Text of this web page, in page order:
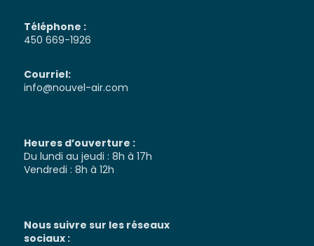
Téléphone :
450 669-1926
Courriel:
info@nouvel-air.com
Heures d’ouverture :
Du lundi au jeudi : 8h à 17h
Vendredi : 8h à 12h
Nous suivre sur les réseaux
sociaux :